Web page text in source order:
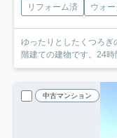
リフォーム済
ウォ
ゆったりとしたくつろ
階建ての建物です。24
中古マンション